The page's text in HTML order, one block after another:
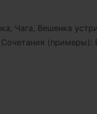
Чага, Вешенка
(примеры):